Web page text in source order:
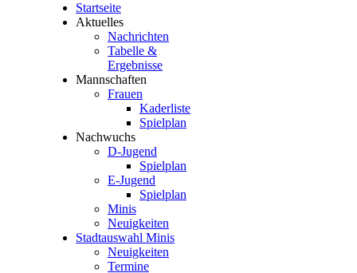
Startseite
Aktuelles
Nachrichten
Tabelle &
Ergebnisse
Mannschaften
Frauen
Kaderliste
Spielplan
Nachwuchs
D-Jugend
Spielplan
E-Jugend
Spielplan
Minis
Neuigkeiten
Stadtauswahl Minis
Neuigkeiten
Termine